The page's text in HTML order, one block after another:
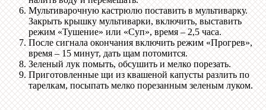
Мультиварочную кастрюлю поставить в мультиварку.
Закрыть крышку мультиварки, включить, выставить
режим «Тушение» или «Суп», время – 2,5 часа.
После сигнала окончания включить режим «Прогрев»,
время – 15 минут, дать щам потомится.
Зеленый лук помыть, обсушить и мелко порезать.
Приготовленные щи из квашеной капусты разлить по
тарелкам, посыпать мелко порезанным зеленым луком.